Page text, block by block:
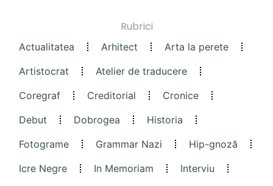
Rubrici
Actualitatea Arhitect
Arta la perete
Artistocrat
Atelier de traducere
Coregraf
Creditorial
Cronice
Debut
Dobrogea
Historia
Fotograme
Grammar Nazi
Hip-gnoză
Icre Negre
In Memoriam
Interviu